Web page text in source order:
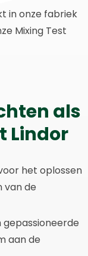
in onze fabriek
Mixing Test
als
Lindor
het oplossen
van de
aan de